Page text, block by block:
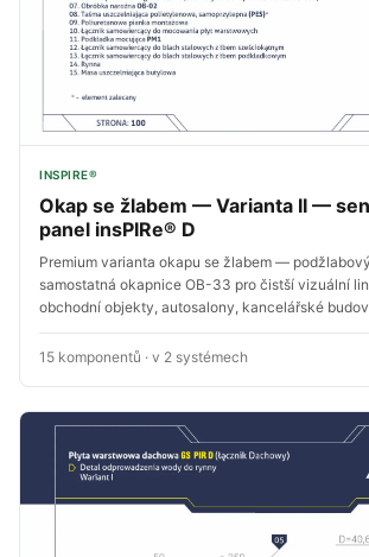
INSPIRE®
Okap se žlabem — Varianta II —
panel insPIRe® D
Premium varianta okapu se žlabem —
samostatná okapnice OB-33 pro čistší vizuální
obchodní objekty, autosalony, kancelářské
okapem.
15 komponentů · v 2 systémech